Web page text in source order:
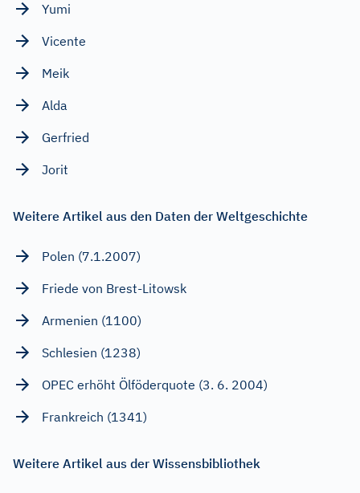
Yumi
Vicente
Meik
Alda
Gerfried
Jorit
Weitere Artikel aus den Daten der Weltgeschichte
Polen (7.1.2007)
Friede von Brest-Litowsk
Armenien (1100)
Schlesien (1238)
OPEC erhöht Ölföderquote (3. 6. 2004)
Frankreich (1341)
Weitere Artikel aus der Wissensbibliothek